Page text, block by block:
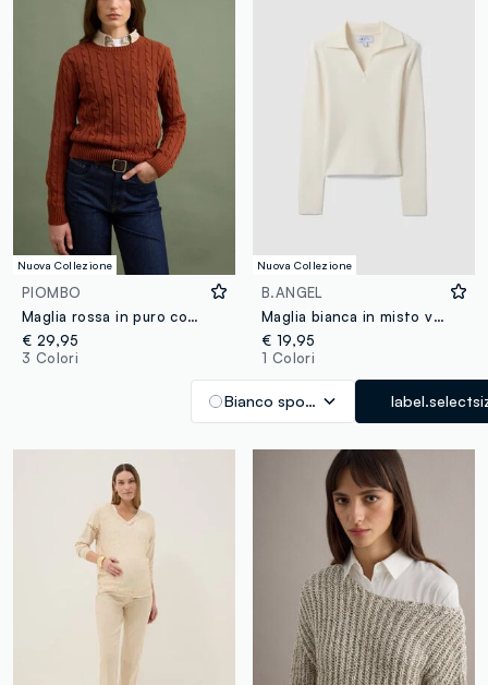
Nuova Collezione
PIOMBO
Maglia rossa in puro cotone a trecce con girocollo
€ 29,95
3 Colori
Nuova Collezione
B.ANGEL
Maglia bianca in misto viscosa con colletto polo fitted
€ 19,95
1 Colori
Bianco sporco